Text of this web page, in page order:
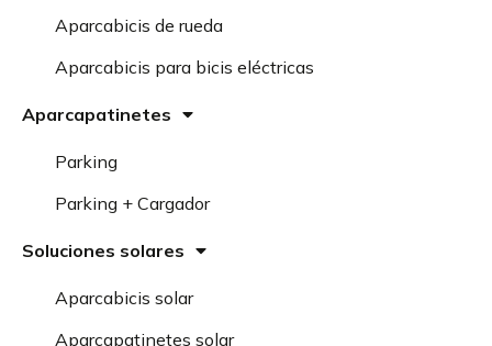
Aparcabicis de rueda
Aparcabicis para bicis eléctricas
Aparcapatinetes
Parking
Parking + Cargador
Soluciones solares
Aparcabicis solar
Aparcapatinetes solar